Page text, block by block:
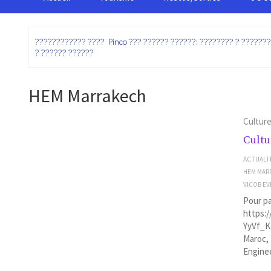
???????????? ???? Pinco ??? ?????? ??????: ???????? ?
? ?????? ??????
HEM Marrakech
Culture
HEM
VICOB
Pour
https://